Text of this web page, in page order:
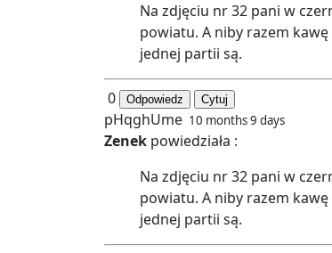
Na zdjęciu nr 32 pani w
powiatu. A niby razem
jednej partii są.
0 Odpowiedz Cytuj
pHqghUme 10 months 9 days
Zenek powiedziała :
Na zdjęciu nr 32 pani w
powiatu. A niby razem
jednej partii są.